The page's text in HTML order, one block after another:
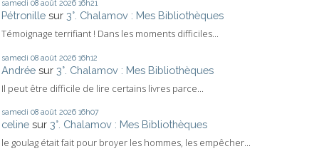
samedi 08 août 2026 16h21
Pétronille sur 3°. Chalamov : Mes Bibliothèques
Témoignage terrifiant ! Dans les moments difficiles...
samedi 08 août 2026 16h12
Andrée sur 3°. Chalamov : Mes Bibliothèques
Il peut être difficile de lire certains livres parce...
samedi 08 août 2026 16h07
celine sur 3°. Chalamov : Mes Bibliothèques
le goulag était fait pour broyer les hommes, les empêcher...